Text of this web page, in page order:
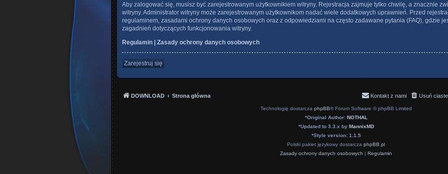
Aby zalogować się, musisz być zarejestrowanym użytkownikiem witryny. Rejestracja zajmuje tylko chwilę, a znacznie
witryny. Administrator witryny może zarejestrowanym użytkownikom nadać wiele dodatkowych uprawnień. Przed
regulaminem, zasadami ochrony danych osobowych oraz z odpowiedziami na często zadawane pytania (FAQ), gdzie
zagadnień dotyczących funkcjonowania witryny.
Regulamin
Zasady ochrony danych osobowych
Zarejestruj się
DOWNLOAD Strona główna Usuń
Kontakt z nami
Technologię dostarcza phpBB® Forum Software © phpBB Limited
*Original Author: NOTHAL
*Updated to 3.3.x by MannixMD
*Style version: 1.1.5
Polski pakiet językowy dostarcza phpBB.pl
Zasady ochrony danych osobowych | Regulamin